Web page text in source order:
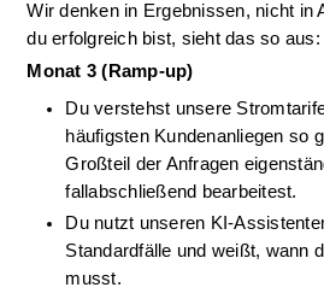
Wir denken in Ergebnissen, nicht in
du erfolgreich bist, sieht das so aus:
Monat 3 (Ramp-up)
Du verstehst unsere
häufigsten Kundenanliegen so
Großteil der Anfragen
fallabschließend bearbeitest.
Du nutzt unseren KI-
Standardfälle und weißt, wann
musst.